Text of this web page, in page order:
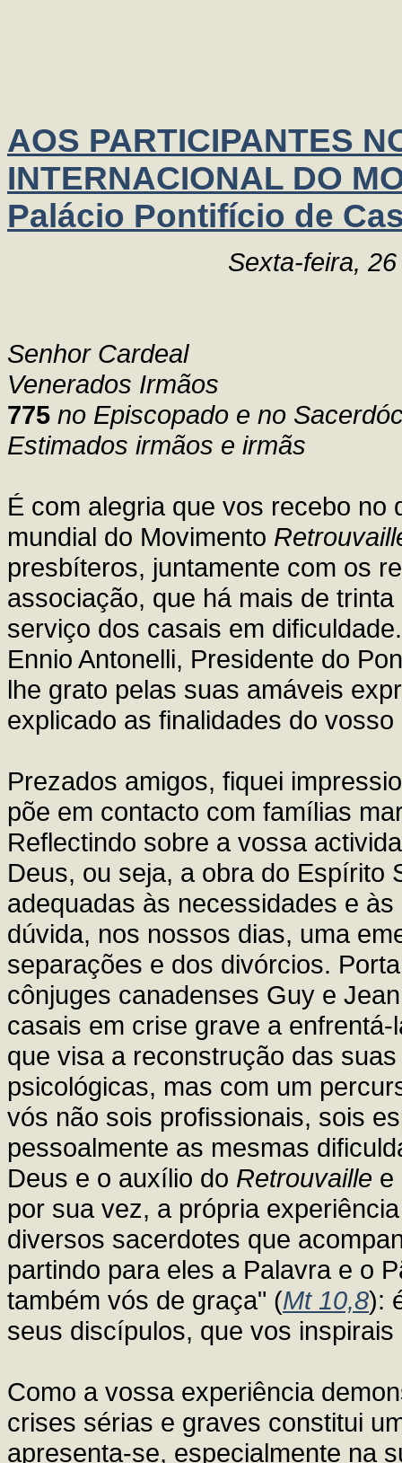
AOS PARTICIPANTES
INTERNACIONAL DO
Palácio Pontifício de
Sexta-feira,
Senhor Cardeal
Venerados Irmãos
775 no Episcopado e no
Estimados irmãos e irmãs
É com alegria que vos recebo no
mundial do Movimento
presbíteros, juntamente com os
associação, que há mais de
serviço dos casais em
Ennio Antonelli, Presidente do
lhe grato pelas suas amáveis
explicado as finalidades do
Prezados amigos, fiquei
põe em contacto com famílias
Reflectindo sobre a vossa
Deus, ou seja, a obra do Espírito
adequadas às necessidades e
dúvida, nos nossos dias, uma
separações e dos divórcios.
cônjuges canadenses Guy e
casais em crise grave a
que visa a reconstrução das
psicológicas, mas com um
vós não sois profissionais, sois
pessoalmente as mesmas
Deus e o auxílio do Retrouvaille e
por sua vez, a própria
diversos sacerdotes que
partindo para eles a Palavra e o
também vós de graça" (Mt 10,8):
seus discípulos, que vos
Como a vossa experiência
crises sérias e graves constitui
apresenta-se, especialmente na